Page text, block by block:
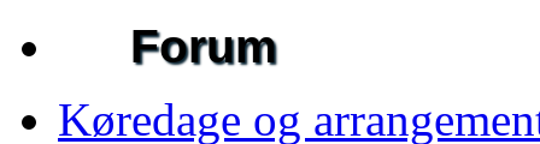
Forum
Køredage og